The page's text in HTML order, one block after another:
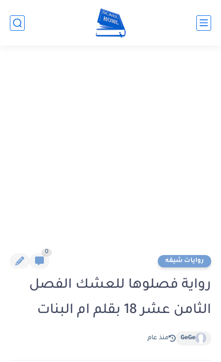
روايات شيقه
0
رواية فصلوها للعشك الفصل
الثامن عشر 18 بقلم ام البنات
GeGe منذ عام